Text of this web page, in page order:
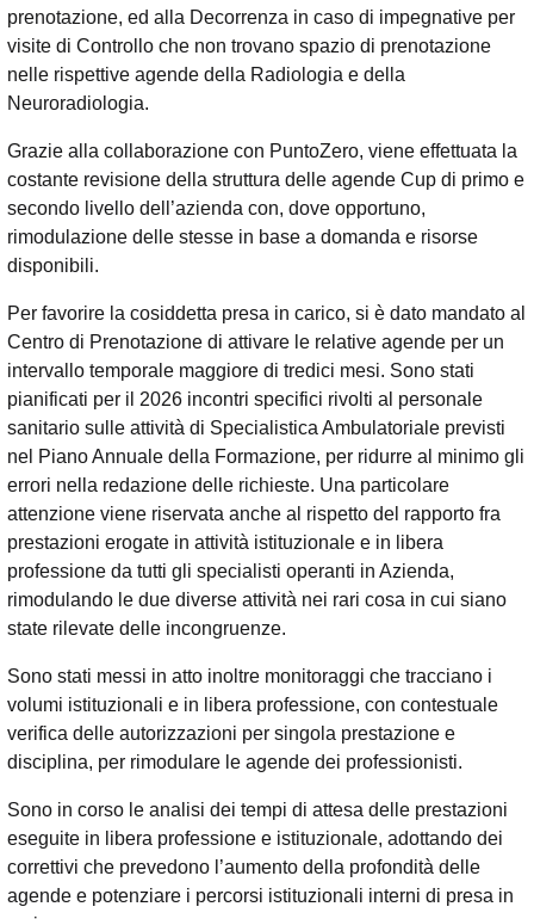
prenotazione, ed alla Decorrenza in caso di impegnative per
visite di Controllo che non trovano spazio di prenotazione
nelle rispettive agende della Radiologia e della
Neuroradiologia.
Grazie alla collaborazione con PuntoZero, viene effettuata la
costante revisione della struttura delle agende Cup di primo e
secondo livello dell’azienda con, dove opportuno,
rimodulazione delle stesse in base a domanda e risorse
disponibili.
Per favorire la cosiddetta presa in carico, si è dato mandato al
Centro di Prenotazione di attivare le relative agende per un
intervallo temporale maggiore di tredici mesi. Sono stati
pianificati per il 2026 incontri specifici rivolti al personale
sanitario sulle attività di Specialistica Ambulatoriale previsti
nel Piano Annuale della Formazione, per ridurre al minimo gli
errori nella redazione delle richieste. Una particolare
attenzione viene riservata anche al rispetto del rapporto fra
prestazioni erogate in attività istituzionale e in libera
professione da tutti gli specialisti operanti in Azienda,
rimodulando le due diverse attività nei rari cosa in cui siano
state rilevate delle incongruenze.
Sono stati messi in atto inoltre monitoraggi che tracciano i
volumi istituzionali e in libera professione, con contestuale
verifica delle autorizzazioni per singola prestazione e
disciplina, per rimodulare le agende dei professionisti.
Sono in corso le analisi dei tempi di attesa delle prestazioni
eseguite in libera professione e istituzionale, adottando dei
correttivi che prevedono l’aumento della profondità delle
agende e potenziare i percorsi istituzionali interni di presa in